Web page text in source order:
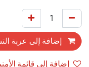
إضافة إلى عربة
إضافة إلى قائمة